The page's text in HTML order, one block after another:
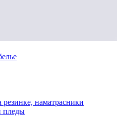
наматрасники
пледы